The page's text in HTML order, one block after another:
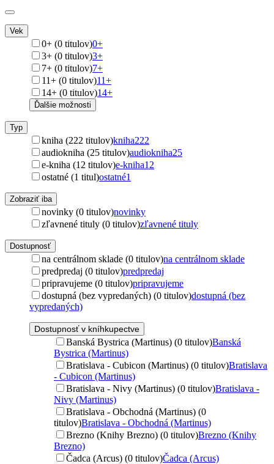
Vek
0+ (0 titulov)0+
3+ (0 titulov)3+
7+ (0 titulov)7+
11+ (0 titulov)11+
14+ (0 titulov)14+
Ďalšie možnosti
Typ
kniha (222 titulov)kniha222
audiokniha (25 titulov)audiokniha25
e-kniha (12 titulov)e-kniha12
ostatné (1 titul)ostatné1
Zobraziť iba
novinky (0 titulov)novinky
zľavnené tituly (0 titulov)zľavnené tituly
Dostupnosť
na centrálnom sklade (0 titulov)na centrálnom sklade
predpredaj (0 titulov)predpredaj
pripravujeme (0 titulov)pripravujeme
dostupná (bez vypredaných) (0 titulov)dostupná (bez
vypredaných)
Dostupnosť v kníhkupectve
Banská Bystrica (Martinus) (0 titulov)Banská
Bystrica (Martinus)
Bratislava - Cubicon (Martinus) (0 titulov)Bratislava
- Cubicon (Martinus)
Bratislava - Nivy (Martinus) (0 titulov)Bratislava -
Nivy (Martinus)
Bratislava - Obchodná (Martinus) (0
titulov)Bratislava - Obchodná (Martinus)
Brezno (Knihy Brezno) (0 titulov)Brezno (Knihy
Brezno)
Čadca (Arcus) (0 titulov)Čadca (Arcus)